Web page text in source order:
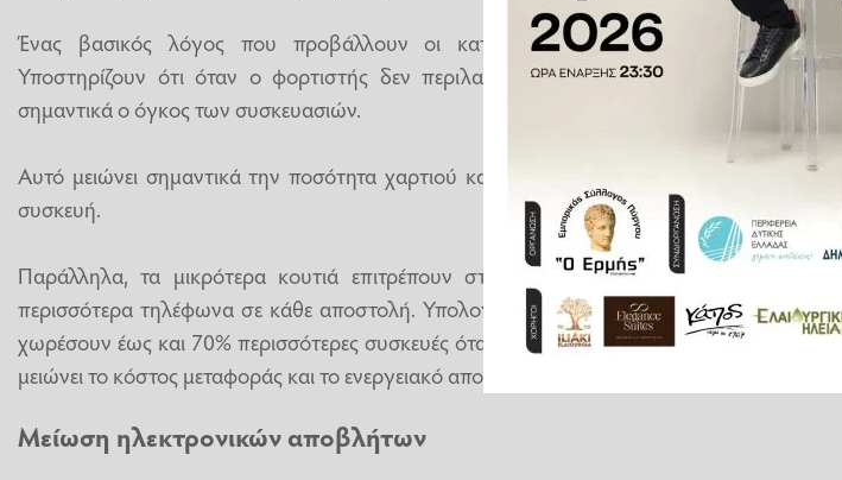
Ένας βασικός λόγος που προβάλλουν οι κατασκευαστές είναι περιβαλλοντικός.
Υποστηρίζουν ότι όταν ο φορτιστής δεν περιλαμβάνεται μέσα στο κουτί, μειώνεται
σημαντικά ο όγκος των συσκευασιών.
Αυτό μειώνει σημαντικά την ποσότητα χαρτιού και πλαστικού που απαιτείται για κάθε
συσκευή.
Παράλληλα, τα μικρότερα κουτιά επιτρέπουν στους κατασκευαστές να μεταφέρουν
περισσότερα τηλέφωνα σε κάθε αποστολή. Υπολογίζεται ότι σε μια παλέτα μπορούν να
χωρέσουν έως και 70% περισσότερες συσκευές όταν η συσκευασία είναι πιο λεπτή. Αυτό
μειώνει το κόστος μεταφοράς και το ενεργειακό αποτύπωμα της διανομής.
Μείωση ηλεκτρονικών αποβλήτων